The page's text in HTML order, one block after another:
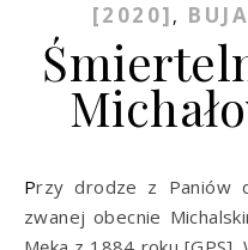
[2020] ,
Przy drodze z Paniów do Bujakowa, u wylotu doliny
zwanej obecnie